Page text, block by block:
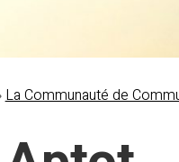
La Communauté de